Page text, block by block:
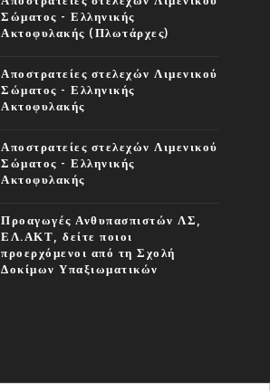
Σώματος - Ελληνικής
Ακτοφυλακής (Πλωτάρχες)
Αποστρατείες στελεχών Λιμενικού
Σώματος - Ελληνικής
Ακτοφυλακής
Αποστρατείες στελεχών Λιμενικού
Σώματος - Ελληνικής
Ακτοφυλακής
Προαγωγές Ανθυπασπιστών ΛΣ,
ΕΛ.ΑΚΤ, δείτε ποιοι
προερχόμενοι από τη Σχολή
Δοκίμων Υπαξιωματικών